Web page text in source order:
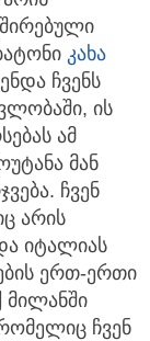
კახა
ჩვენს
ის
ამ
მან
ჩვენ
არის
იტალიას
ერთ-ერთი
მილანში
ჩვენ